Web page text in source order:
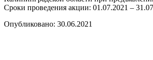
Сроки проведения акции: 01.07.2021 –
Опубликовано: 30.06.2021